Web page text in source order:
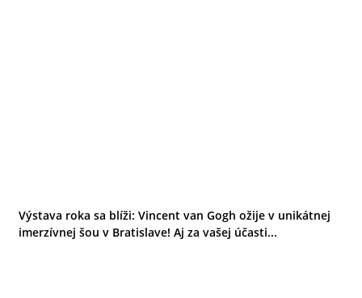
Výstava roka sa blíži: Vincent van Gogh ožije v unikátnej
imerzívnej šou v Bratislave! Aj za vašej účasti...